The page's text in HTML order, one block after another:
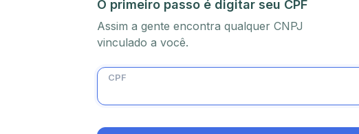
O primeiro passo é digitar seu CPF
Assim a gente encontra qualquer CNPJ
vinculado a você.
CPF